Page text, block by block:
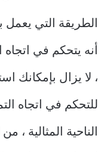
أنه يتحكم في
للتحكم في اتجاه
الناحية المثالية ،